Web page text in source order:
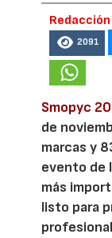
2091
Smopyc
de
marcas y
evento de
más
listo para